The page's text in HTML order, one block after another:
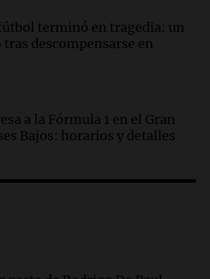
se prepara para una
única: 30.000 turistas y el
de la Vincha
abogada de Pourrain:
se lo llevaron para
y nunca regresó"
Suquía y retiraron hasta
terminó en tragedia: un
descompensarse en
a la Fórmula 1 en el Gran
Bajos: horarios y detalles